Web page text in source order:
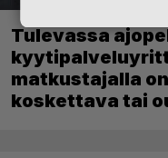
Tulevassa
matkustajalla
koskettava tai